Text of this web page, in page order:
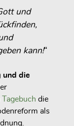
und
kann!“
und die
Tagebuch die
als